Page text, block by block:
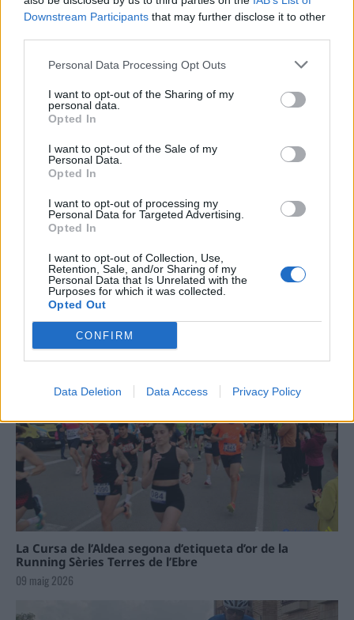
Downstream Participants that may further disclose it to other
Personal Data Processing Opt Outs
I want to opt-out of the Sharing of my
personal data.
Opted In
I want to opt-out of the Sale of my
Personal Data.
Opted In
I want to opt-out of processing my
Personal Data for Targeted Advertising.
Opted In
I want to opt-out of Collection, Use,
Retention, Sale, and/or Sharing of my
Personal Data that Is Unrelated with the
Purposes for which it was collected.
Opted Out
CONFIRM
Data Deletion Data Access Privacy Policy
i culmina un projecte estratègic que
vincula patrimoni, turisme i
Els vestits de paper guanyen força
enguany amb més modistes i gairebé
d’Amposta”
Carrega més
La Cursa de l’Aldea segona d’etiqueta d’or de la
Running Sèries Terres de l’Ebre
09 maig 2026